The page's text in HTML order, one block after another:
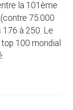
la 101ème
75.000
176 à 250. Le
100 mondial